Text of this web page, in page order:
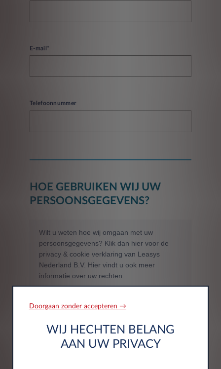
E-mail*
Telefoonnummer
HOE GEBRUIKEN WIJ UW
PERSOONSGEGEVENS?
Wilt u weten hoe wij omgaan met uw
persoonsgegevens? Klik dan hier voor de
privacy & cookie verklaring van Leasys
Nederland B.V. Hier vindt u ook meer
informatie over uw rechten.
Marketing
Doorgaan zonder accepteren →
WIJ HECHTEN BELANG
AAN UW PRIVACY